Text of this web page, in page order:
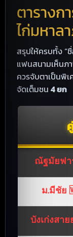
ตารางก
ไก่มหาล
สรุปให้ครบทั้ง “
แฟนสนามเห็นภา
ควรจับตาเป็นพิเ
จัดเต็มชน 4 ยก
ณัฐมัยฟา
ม.มีชัย
บังเก่งสา